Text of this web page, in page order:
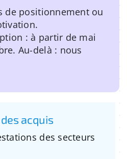
de positionnement ou
: à partir de mai
Au-delà : nous
acquis
des secteurs